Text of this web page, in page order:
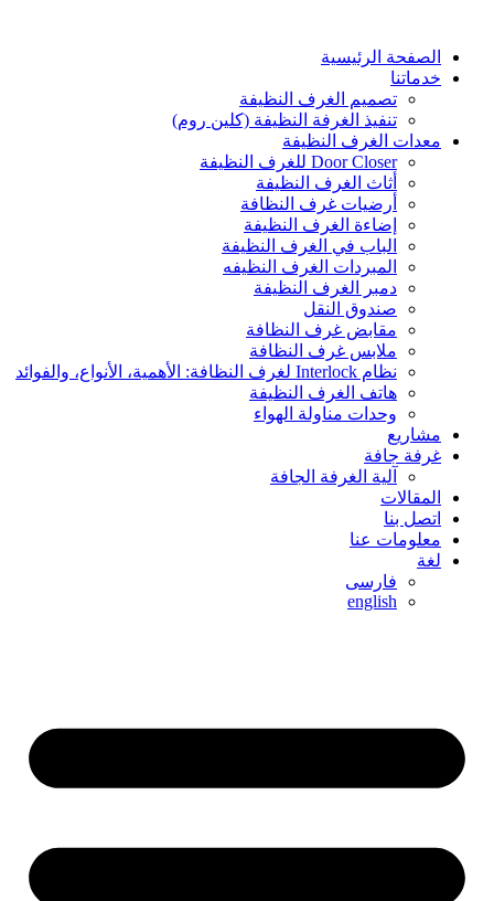
content الصفحة الرئيسية
خدماتنا
تصميم الغرف النظيفة
تنفيذ الغرفة النظيفة (كلين روم)
معدات الغرف النظيفة
Door Closer للغرف النظيفة
أثاث الغرف النظيفة
أرضيات غرف النظافة
إضاءة الغرف النظيفة
الباب في الغرف النظيفة
المبردات الغرف النظیفه
دمبر الغرف النظيفة
صندوق النقل
مقابض غرف النظافة
ملابس غرف النظافة
نظام Interlock لغرف النظافة: الأهمية، الأنواع، والفوائد
هاتف الغرف النظيفة
وحدات مناولة الهواء
مشاريع
غرفة جافة
آلية الغرفة الجافة
المقالات
اتصل بنا
معلومات عنا
لغة
فارسی
english